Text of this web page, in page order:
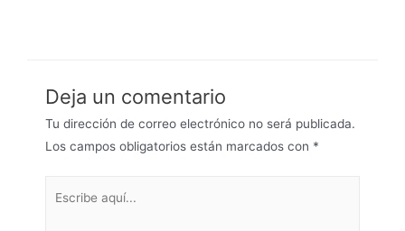
Deja un comentario
Tu dirección de correo electrónico no será publicada.
Los campos obligatorios están marcados con *